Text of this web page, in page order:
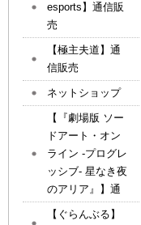
esports】通信販
売
【極主夫道】通
信販売
ネットショップ
【『劇場版 ソー
ドアート・オン
ライン -プログレ
ッシブ- 星なき夜
のアリア』】通
【ぐらんぶる】